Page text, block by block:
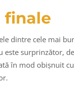
finale
dintre cele mai
este surprinzător,
în mod obișnuit